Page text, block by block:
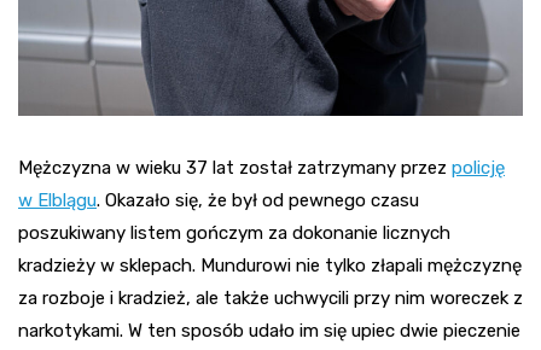
Mężczyzna w wieku 37 lat został zatrzymany przez policję
w Elblągu. Okazało się, że był od pewnego czasu
poszukiwany listem gończym za dokonanie licznych
kradzieży w sklepach. Mundurowi nie tylko złapali mężczyznę
za rozboje i kradzież, ale także uchwycili przy nim woreczek z
narkotykami. W ten sposób udało im się upiec dwie pieczenie